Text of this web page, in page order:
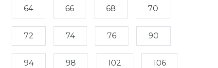
64 66 68 70
72 74 76 90
94 98 102 106